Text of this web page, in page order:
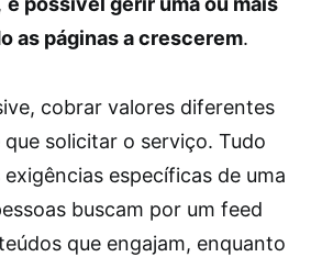
as páginas a crescerem.
cobrar valores diferentes
solicitar o serviço. Tudo
específicas de uma
buscam por um feed
que engajam, enquanto